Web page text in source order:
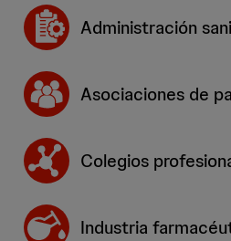
Administración
Asociaciones de
Colegios
Industria